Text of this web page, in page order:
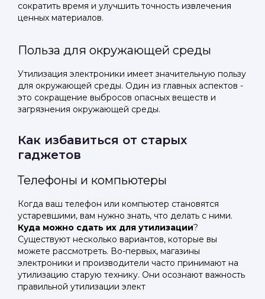
сократить время и улучшить точность извлечения
ценных материалов.
Польза для окружающей среды
Утилизация электроники имеет значительную пользу
для окружающей среды. Один из главных аспектов -
это сокращение выбросов опасных веществ и
загрязнения окружающей среды.
Как избавиться от старых
гаджетов
Телефоны и компьютеры
Когда ваш телефон или компьютер становятся
устаревшими, вам нужно знать, что делать с ними.
Куда можно сдать их для утилизации?
Существуют несколько вариантов, которые вы
можете рассмотреть. Во-первых, магазины
электроники и производители часто принимают на
утилизацию старую технику. Они осознают важность
правильной утилизации элект